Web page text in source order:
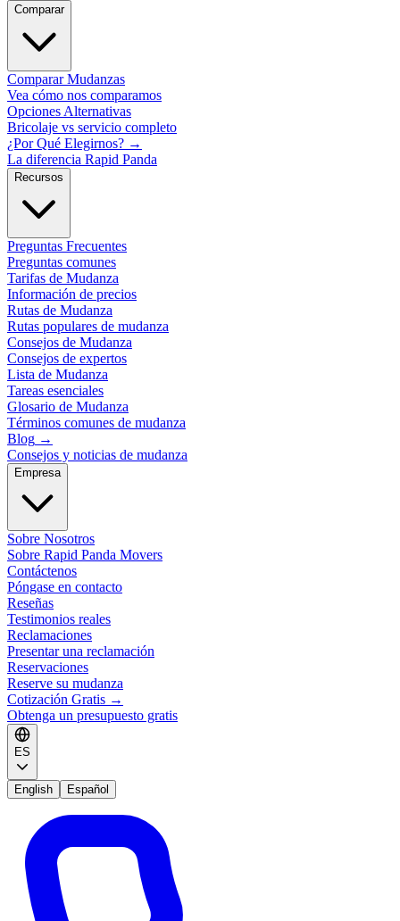
Comparar
Comparar Mudanzas
Vea cómo nos comparamos
Opciones Alternativas
Bricolaje vs servicio completo
¿Por Qué Elegirnos? →
La diferencia Rapid Panda
Recursos
Preguntas Frecuentes
Preguntas comunes
Tarifas de Mudanza
Información de precios
Rutas de Mudanza
Rutas populares de mudanza
Consejos de Mudanza
Consejos de expertos
Lista de Mudanza
Tareas esenciales
Glosario de Mudanza
Términos comunes de mudanza
Blog →
Consejos y noticias de mudanza
Empresa
Sobre Nosotros
Sobre Rapid Panda Movers
Contáctenos
Póngase en contacto
Reseñas
Testimonios reales
Reclamaciones
Presentar una reclamación
Reservaciones
Reserve su mudanza
Cotización Gratis →
Obtenga un presupuesto gratis
ES
English Español